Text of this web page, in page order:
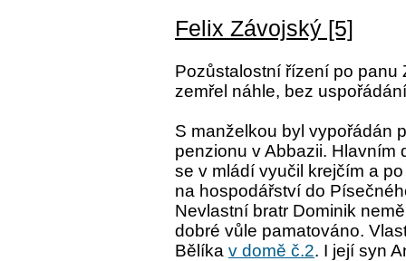
Felix Závojský [5]
Pozůstalostní řízení po panu
zemřel náhle, bez
S manželkou byl vypořádán
penzionu v Abbazii. Hlavním
se v mládí vyučil krejčím a
na hospodářství do
Nevlastní bratr Dominik
dobré vůle pamatováno.
Bělíka v domě č.2. I její syn